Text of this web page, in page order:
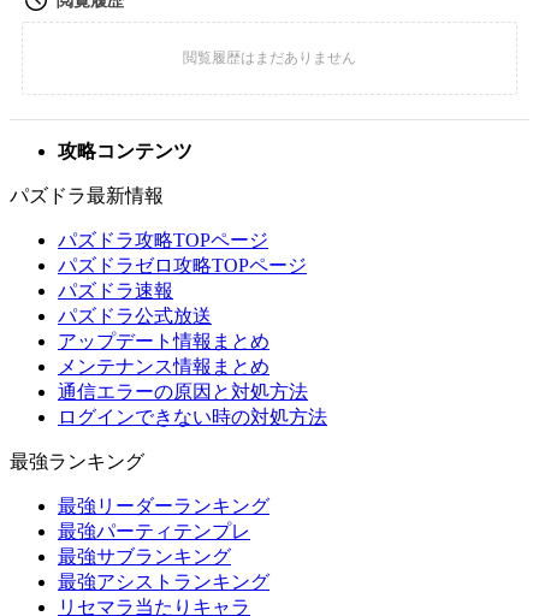
攻略コンテンツ
パズドラ最新情報
パズドラ攻略TOPページ
パズドラゼロ攻略TOPページ
パズドラ速報
パズドラ公式放送
アップデート情報まとめ
メンテナンス情報まとめ
通信エラーの原因と対処方法
ログインできない時の対処方法
最強ランキング
最強リーダーランキング
最強パーティテンプレ
最強サブランキング
最強アシストランキング
リセマラ当たりキャラ